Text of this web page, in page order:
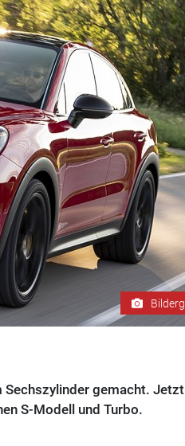
Sechszylinder gemacht.
S-Modell und Turbo.